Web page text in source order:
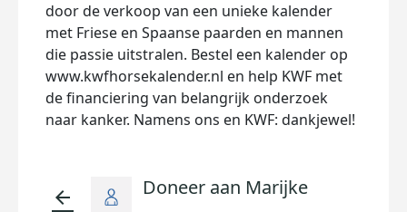
door de verkoop van een unieke kalender
met Friese en Spaanse paarden en mannen
die passie uitstralen. Bestel een kalender op
www.kwfhorsekalender.nl en help KWF met
de financiering van belangrijk onderzoek
naar kanker. Namens ons en KWF: dankjewel!
arrow_back Doneer aan Marijke